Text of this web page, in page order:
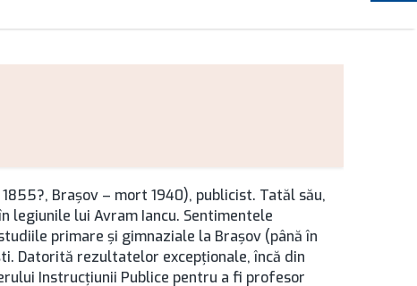
Brașov – mort 1940), publicist. Tatăl său,
legiunile lui Avram Iancu. Sentimentele
primare şi gimnaziale la Brașov (până în
Datorită rezultatelor excepționale, încă din
Instrucțiunii Publice pentru a fi profesor